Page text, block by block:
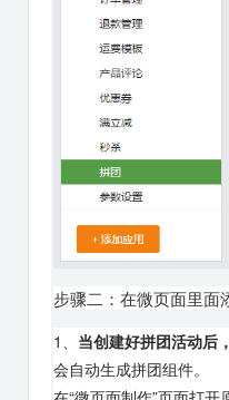
步骤二：在微页面里面
1、 当创建好拼团活动后
会自动生成拼团组件。